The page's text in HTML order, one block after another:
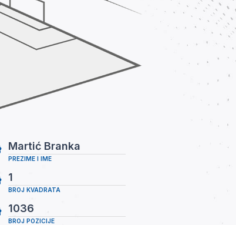
PREZIME I IME
Martić Branka
BROJ KVADRATA
1
BROJ POZICIJE
1036